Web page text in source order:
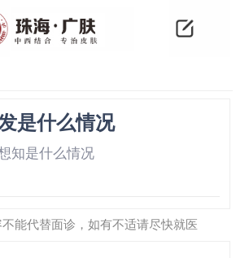
是什么情况
知是什么情况
能代替面诊，如有不适请尽快就医